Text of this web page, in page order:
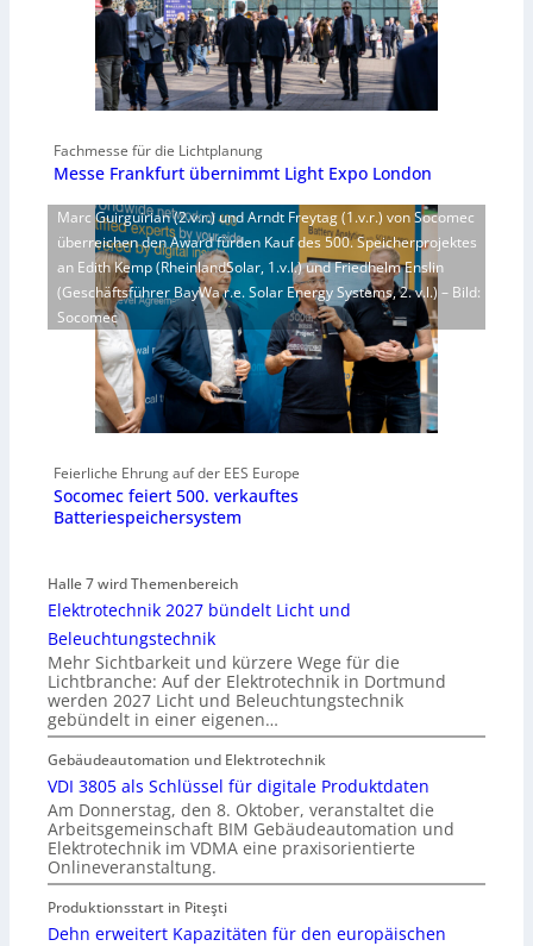
Fachmesse für die Lichtplanung
Messe Frankfurt übernimmt Light Expo London
Marc Guirguirian (2.v.r.) und Arndt Freytag (1.v.r.) von Socomec
überreichen den Award fürden Kauf des 500. Speicherprojektes
an Edith Kemp (RheinlandSolar, 1.v.l.) und Friedhelm Enslin
(Geschäftsführer BayWa r.e. Solar Energy Systems, 2. v.l.) – Bild:
Socomec
Feierliche Ehrung auf der EES Europe
Socomec feiert 500. verkauftes
Batteriespeichersystem
Halle 7 wird Themenbereich
Elektrotechnik 2027 bündelt Licht und
Beleuchtungstechnik
Mehr Sichtbarkeit und kürzere Wege für die
Lichtbranche: Auf der Elektrotechnik in Dortmund
werden 2027 Licht und Beleuchtungstechnik
gebündelt in einer eigenen…
Gebäudeautomation und Elektrotechnik
VDI 3805 als Schlüssel für digitale Produktdaten
Am Donnerstag, den 8. Oktober, veranstaltet die
Arbeitsgemeinschaft BIM Gebäudeautomation und
Elektrotechnik im VDMA eine praxisorientierte
Onlineveranstaltung.
Produktionsstart in Piteşti
Dehn erweitert Kapazitäten für den europäischen